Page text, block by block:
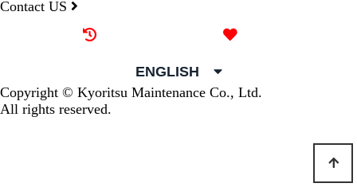
Contact US
ENGLISH
Copyright © Kyoritsu Maintenance Co., Ltd.
All rights reserved.